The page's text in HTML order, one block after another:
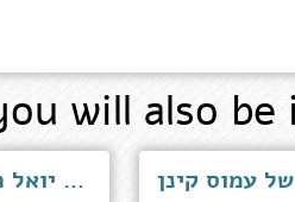
will also
אורו הגנוז - עם יואל הופמן ובלעדיו